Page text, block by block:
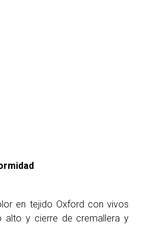
en tejido Oxford con vivos
alto y cierre de cremallera y